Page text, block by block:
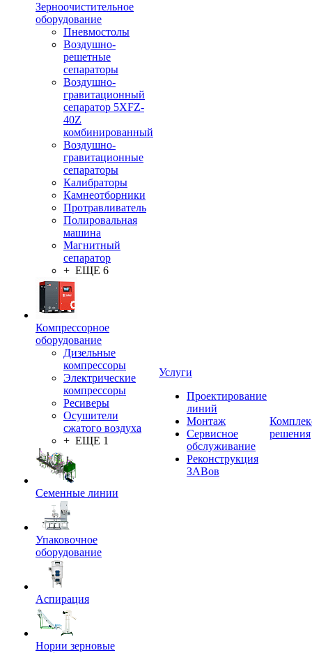
Зерноочистительное
оборудование
Пневмостолы
Воздушно-
решетные
сепараторы
Воздушно-
гравитационный
сепаратор 5XFZ-
40Z
комбинированный
Воздушно-
гравитационные
сепараторы
Калибраторы
Камнеотборники
Протравливатель
Полировальная
машина
Магнитный
сепаратор
+ ЕЩЕ 6
Компрессорное
оборудование
Дизельные
компрессоры
Электрические
компрессоры
Ресиверы
Осушители
сжатого воздуха
+ ЕЩЕ 1
Семенные линии
Упаковочное
оборудование
Аспирация
Нории зерновые
Услуги
Проектирование
линий
Монтаж
Сервисное
обслуживание
Реконструкция
ЗАВов
решения